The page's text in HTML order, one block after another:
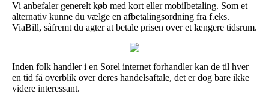
Vi anbefaler generelt køb med kort eller mobilbetaling. Som et
alternativ kunne du vælge en afbetalingsordning fra f.eks.
ViaBill, såfremt du agter at betale prisen over et længere tidsrum.
Inden folk handler i en Sorel internet forhandler kan de til hver
en tid få overblik over deres handelsaftale, det er dog bare ikke
videre interessant.